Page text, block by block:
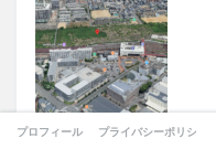
プロフィール プライバシーポリシー